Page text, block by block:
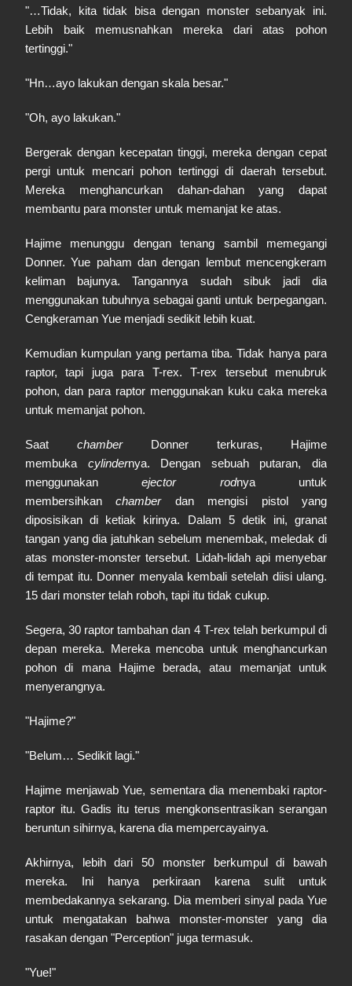
"…Tidak, kita tidak bisa dengan monster sebanyak ini.
Lebih baik memusnahkan mereka dari atas pohon
tertinggi."
"Hn…ayo lakukan dengan skala besar."
"Oh, ayo lakukan."
Bergerak dengan kecepatan tinggi, mereka dengan cepat
pergi untuk mencari pohon tertinggi di daerah tersebut.
Mereka menghancurkan dahan-dahan yang dapat
membantu para monster untuk memanjat ke atas.
Hajime menunggu dengan tenang sambil memegangi
Donner. Yue paham dan dengan lembut mencengkeram
keliman bajunya. Tangannya sudah sibuk jadi dia
menggunakan tubuhnya sebagai ganti untuk berpegangan.
Cengkeraman Yue menjadi sedikit lebih kuat.
Kemudian kumpulan yang pertama tiba. Tidak hanya para
raptor, tapi juga para T-rex. T-rex tersebut menubruk
pohon, dan para raptor menggunakan kuku caka mereka
untuk memanjat pohon.
Saat chamberDonner terkuras, Hajime
membuka cylindernya. Dengan sebuah putaran, dia
menggunakanejector rodnya untuk
membersihkanchamberdan mengisi pistol yang
diposisikan di ketiak kirinya. Dalam 5 detik ini, granat
tangan yang dia jatuhkan sebelum menembak, meledak di
atas monster-monster tersebut. Lidah-lidah api menyebar
di tempat itu. Donner menyala kembali setelah diisi ulang.
15 dari monster telah roboh, tapi itu tidak cukup.
Segera, 30 raptor tambahan dan 4 T-rex telah berkumpul di
depan mereka. Mereka mencoba untuk menghancurkan
pohon di mana Hajime berada, atau memanjat untuk
menyerangnya.
"Hajime?"
"Belum… Sedikit lagi."
Hajime menjawab Yue, sementara dia menembaki raptor-
raptor itu. Gadis itu terus mengkonsentrasikan serangan
beruntun sihirnya, karena dia mempercayainya.
Akhirnya, lebih dari 50 monster berkumpul di bawah
mereka. Ini hanya perkiraan karena sulit untuk
membedakannya sekarang. Dia memberi sinyal pada Yue
untuk mengatakan bahwa monster-monster yang dia
rasakan dengan "Perception" juga termasuk.
"Yue!"